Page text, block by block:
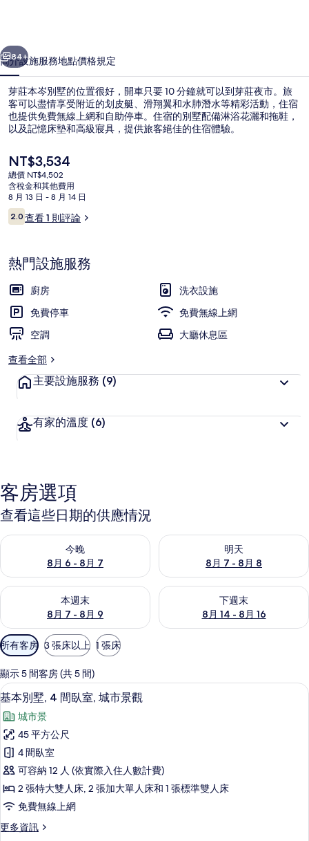
相
片
集
個 下一個
84+
簡介設施服務地點價格規定
芽莊本岑別墅的位置很好，開車只要 10 分鐘就可以到芽莊夜市。旅
客可以盡情享受附近的划皮艇、滑翔翼和水肺潛水等精彩活動，住宿
也提供免費無線上網和自助停車。住宿的別墅配備淋浴花灑和拖鞋，
以及記憶床墊和高級寢具，提供旅客絕佳的住宿體驗。
目
前
的
價
格
是
NT$3,534
總價 NT$4,502
含稅金和其他費用
8 月 13 日 - 8 月 14 日
評
論
2.02.0 分，滿分 10 分，
查看 1 則評論
熱門設施服務
廚房
洗衣設施
免費停車
免費無線上網
空調
大廳休息區
查看全部
主要設施服務 (9)
有家的溫度 (6)
客房選項
查看這些日期的供應情況
今晚
8月 6 - 8月 7
查看今晚 (8月 6 - 8月 7) 的供應情況
明天
8月 7 - 8月 8
查看明天 (8月 7 - 8月 8) 的供
本週末
8月 7 - 8月 9
查看本週末 (8月 7 - 8月 9) 的供應情況
下週末
8月 14 - 8月 16
查看下週末 (8月 14 - 8月 16)
可
用
的
客
房
篩
選
條
件
所有客房 3 張床以上 1 張床
顯示 5 間客房 (共 5 間)
顯
示
基
本
別
墅,
4
間
臥
基本別墅, 4 間臥室, 城市景觀 | 樓層平
6
基本別墅, 4 間臥室, 城市景觀
城市景
45 平方公尺
4 間臥室
可容納 12 人 (依實際入住人數計費)
2 張特大雙人床, 2 張加大單人床和 1 張標準雙人床
免費無線上網
更多資訊
更